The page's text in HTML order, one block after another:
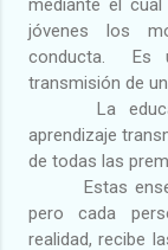
jóvenes los
conducta.
Es
transmisión de
La
aprendizaje
de todas las
Estas
pero cada
realidad, recibe